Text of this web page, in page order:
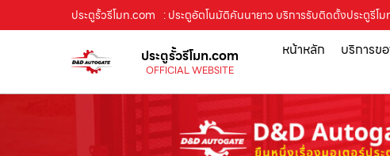
ประตูรั้วรีโมท.com : ประตูอัตโนมัติคันนายาว บริการรับติดตั้งประตูรีโ
ประตูรั้วรีโมท.com
OFFICIAL WEBSITE
หน้าหลัก บริการขอ